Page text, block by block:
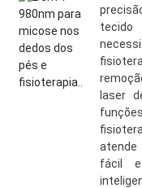
laser
fácil